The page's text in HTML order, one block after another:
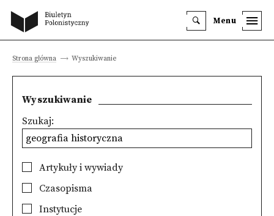
Menu
Strona główna Wyszukiwanie
Wyszukiwanie
Szukaj:
Artykuły i wywiady
Czasopisma
Instytucje